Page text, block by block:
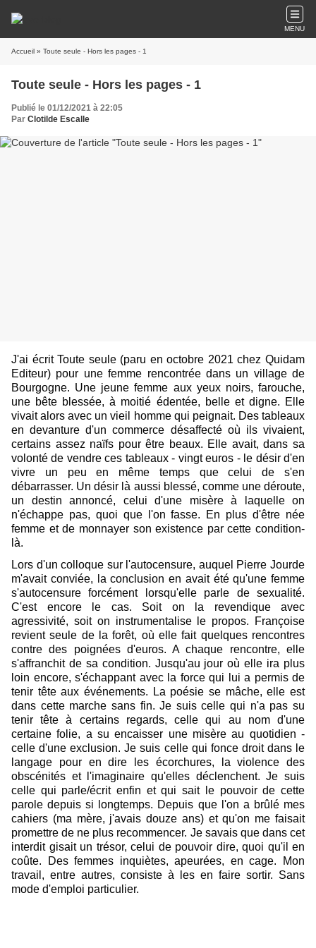
MENU
Accueil » Toute seule - Hors les pages - 1
Toute seule - Hors les pages - 1
Publié le 01/12/2021 à 22:05
Par Clotilde Escalle
J'ai écrit Toute seule (paru en octobre 2021 chez Quidam
Editeur) pour une femme rencontrée dans un village de
Bourgogne. Une jeune femme aux yeux noirs, farouche,
une bête blessée, à moitié édentée, belle et digne. Elle
vivait alors avec un vieil homme qui peignait. Des tableaux
en devanture d'un commerce désaffecté où ils vivaient,
certains assez naïfs pour être beaux. Elle avait, dans sa
volonté de vendre ces tableaux - vingt euros - le désir d'en
vivre un peu en même temps que celui de s'en
débarrasser. Un désir là aussi blessé, comme une déroute,
un destin annoncé, celui d'une misère à laquelle on
n'échappe pas, quoi que l'on fasse. En plus d'être née
femme et de monnayer son existence par cette condition-
là.
Lors d'un colloque sur l'autocensure, auquel Pierre Jourde
m'avait conviée, la conclusion en avait été qu'une femme
s'autocensure forcément lorsqu'elle parle de sexualité.
C'est encore le cas. Soit on la revendique avec
agressivité, soit on instrumentalise le propos. Françoise
revient seule de la forêt, où elle fait quelques rencontres
contre des poignées d'euros. A chaque rencontre, elle
s'affranchit de sa condition. Jusqu'au jour où elle ira plus
loin encore, s'échappant avec la force qui lui a permis de
tenir tête aux événements. La poésie se mâche, elle est
dans cette marche sans fin. Je suis celle qui n'a pas su
tenir tête à certains regards, celle qui au nom d'une
certaine folie, a su encaisser une misère au quotidien -
celle d'une exclusion. Je suis celle qui fonce droit dans le
langage pour en dire les écorchures, la violence des
obscénités et l'imaginaire qu'elles déclenchent. Je suis
celle qui parle/écrit enfin et qui sait le pouvoir de cette
parole depuis si longtemps. Depuis que l'on a brûlé mes
cahiers (ma mère, j'avais douze ans) et qu'on me faisait
promettre de ne plus recommencer. Je savais que dans cet
interdit gisait un trésor, celui de pouvoir dire, quoi qu'il en
coûte. Des femmes inquiètes, apeurées, en cage. Mon
travail, entre autres, consiste à les en faire sortir. Sans
mode d'emploi particulier.